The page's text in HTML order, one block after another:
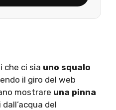
che ci sia uno squalo
il giro del web
mostrare una pinna
del